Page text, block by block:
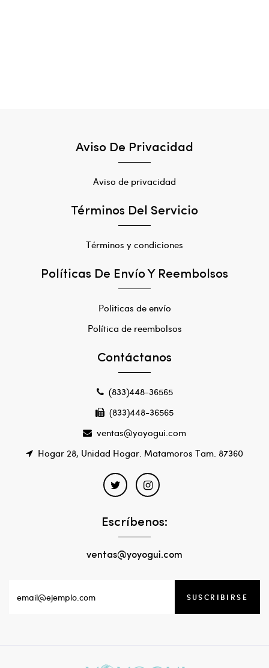
Aviso De Privacidad
Aviso de privacidad
Términos Del Servicio
Términos y condiciones
Políticas De Envío Y Reembolsos
Politicas de envío
Política de reembolsos
Contáctanos
(833)448-36565
(833)448-36565
ventas@yoyogui.com
Hogar 28, Unidad Hogar. Matamoros Tam. 87360
Escríbenos:
ventas@yoyogui.com
SUSCRIBIRSE